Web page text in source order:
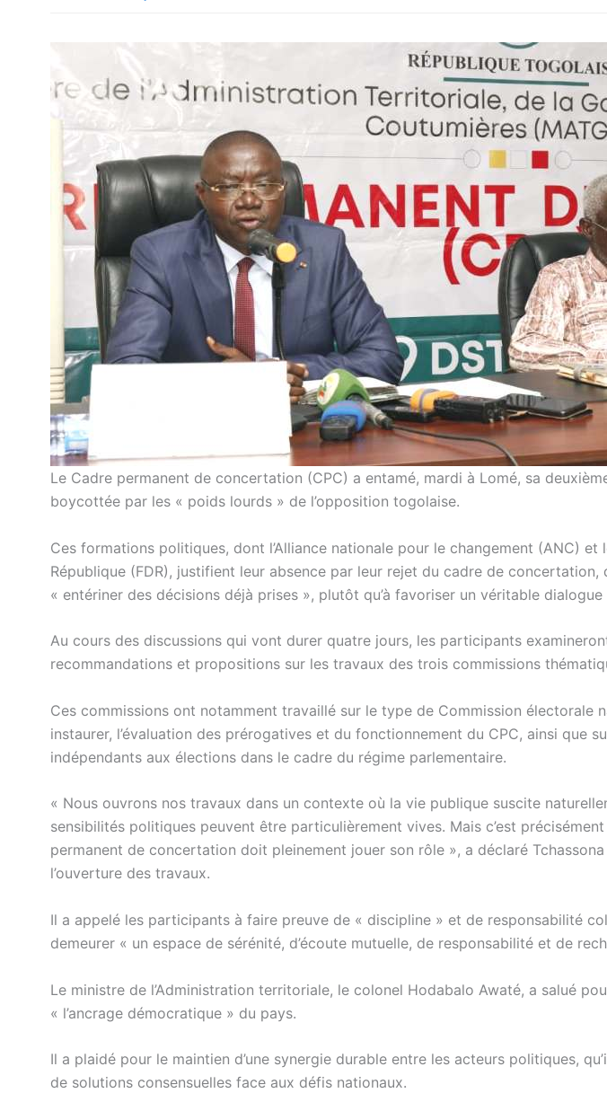
Le Cadre permanent de concertation (CPC) a entamé, mardi à Lomé, sa
boycottée par les « poids lourds » de l’opposition togolaise.
Ces formations politiques, dont l’Alliance nationale pour le changement (ANC) et
République (FDR), justifient leur absence par leur rejet du cadre de concertation,
« entériner des décisions déjà prises », plutôt qu’à favoriser un véritable
Au cours des discussions qui vont durer quatre jours, les participants
recommandations et propositions sur les travaux des trois commissions
Ces commissions ont notamment travaillé sur le type de Commission électorale
instaurer, l’évaluation des prérogatives et du fonctionnement du CPC, ainsi que
indépendants aux élections dans le cadre du régime parlementaire.
« Nous ouvrons nos travaux dans un contexte où la vie publique suscite
sensibilités politiques peuvent être particulièrement vives. Mais c’est
permanent de concertation doit pleinement jouer son rôle », a déclaré
l’ouverture des travaux.
Il a appelé les participants à faire preuve de « discipline » et de responsabilité
demeurer « un espace de sérénité, d’écoute mutuelle, de responsabilité et de
Le ministre de l’Administration territoriale, le colonel Hodabalo Awaté, a salué
« l’ancrage démocratique » du pays.
Il a plaidé pour le maintien d’une synergie durable entre les acteurs politiques,
de solutions consensuelles face aux défis nationaux.